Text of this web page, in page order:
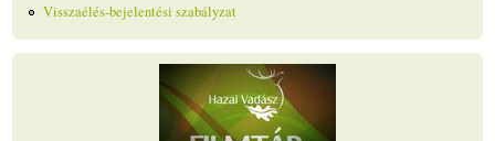
Visszaélés-bejelentési szabályzat